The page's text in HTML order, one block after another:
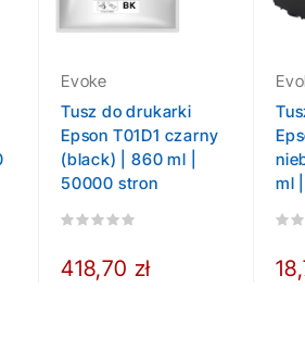
Evoke
Tusz do drukarki
Epson T01D1 czarny
(black) | 860 ml |
50000 stron
418,70 zł
ml